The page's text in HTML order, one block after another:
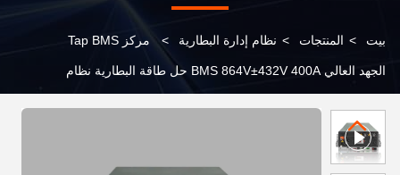
بيت > المنتجات > نظام إدارة البطارية > مركز Tap BMS
الجهد العالي BMS 864V±432V 400A حل طاقة البطارية نظام